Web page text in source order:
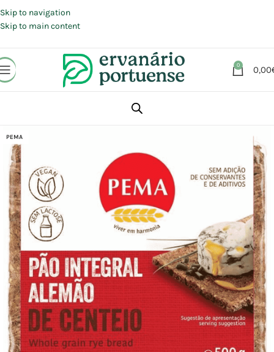
Skip to navigation
Skip to main content
0 0,00
Alimentação
PEMA